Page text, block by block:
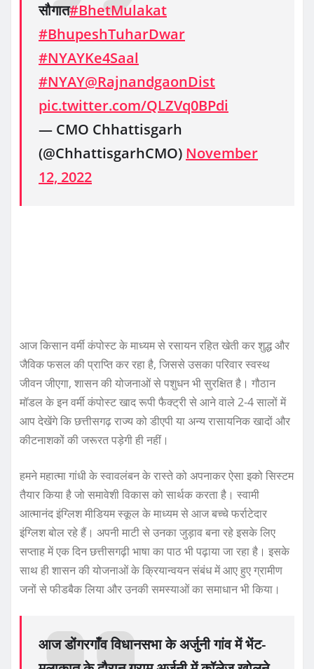
सौगात#BhetMulakat
#BhupeshTuharDwar
#NYAYKe4Saal
#NYAY@RajnandgaonDist
pic.twitter.com/QLZVq0BPdi
— CMO Chhattisgarh
(@ChhattisgarhCMO) November
12, 2022
आज किसान वर्मी कंपोस्ट के माध्यम से रसायन रहित खेती कर शुद्ध और
जैविक फसल की प्राप्ति कर रहा है, जिससे उसका परिवार स्वस्थ
जीवन जीएगा, शासन की योजनाओं से पशुधन भी सुरक्षित है। गौठान
मॉडल के इन वर्मी कंपोस्ट खाद रूपी फैक्ट्री से आने वाले 2-4 सालों में
आप देखेंगे कि छत्तीसगढ़ राज्य को डीएपी या अन्य रासायनिक खादों और
कीटनाशकों की जरूरत पड़ेगी ही नहीं।
हमने महात्मा गांधी के स्वावलंबन के रास्ते को अपनाकर ऐसा इको सिस्टम
तैयार किया है जो समावेशी विकास को सार्थक करता है। स्वामी
आत्मानंद इंग्लिश मीडियम स्कूल के माध्यम से आज बच्चे फर्राटेदार
इंग्लिश बोल रहे हैं। अपनी माटी से उनका जुड़ाव बना रहे इसके लिए
सप्ताह में एक दिन छत्तीसगढ़ी भाषा का पाठ भी पढ़ाया जा रहा है। इसके
साथ ही शासन की योजनाओं के क्रियान्वयन संबंध में आए हुए ग्रामीण
जनों से फीडबैक लिया और उनकी समस्याओं का समाधान भी किया।
आज डोंगरगाँव विधानसभा के अर्जुनी गांव में भेंट-